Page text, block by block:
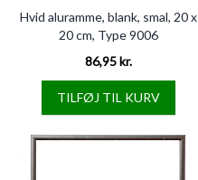
Hvid aluramme, blank, smal, 20 x
20 cm, Type 9006
86,95 kr.
TILFØJ TIL KURV